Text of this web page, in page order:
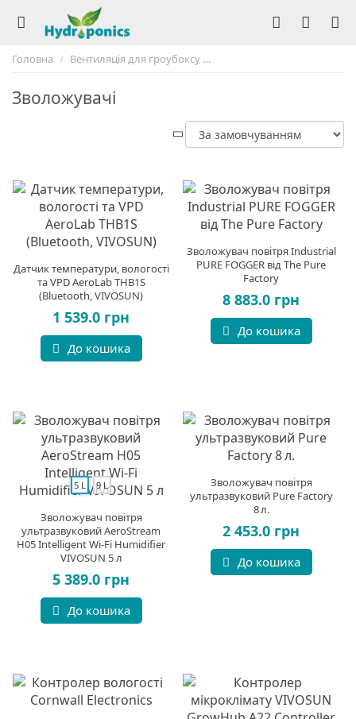
Головна Вентиляція для гроубоксу
Зволожувачі
Датчик температури, вологості
та VPD AeroLab THB1S
(Bluetooth, VIVOSUN)
1 539.0 грн
До кошика
Зволожувач повітря Industrial
PURE FOGGER від The Pure
Factory
8 883.0 грн
До кошика
5 L 9 L
Зволожувач повітря
ультразвуковий AeroStream
H05 Intelligent Wi-Fi Humidifier
VIVOSUN 5 л
5 389.0 грн
До кошика
Зволожувач повітря
ультразвуковий Pure Factory
8 л.
2 453.0 грн
До кошика